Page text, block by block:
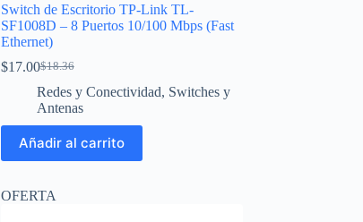
Switch de Escritorio TP-Link TL-
SF1008D – 8 Puertos 10/100 Mbps (Fast
Ethernet)
$18.36
El
precio
original
$18.36.
$17.00El
precio
actual
$17.00.
Redes y Conectividad, Switches y
Antenas
Añadir al carrito
OFERTA